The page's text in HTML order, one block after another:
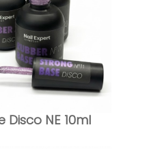
Disco NE 10ml